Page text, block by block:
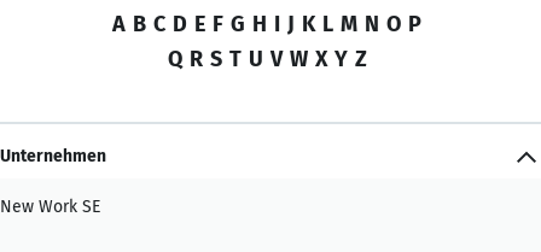
A B C D E F G H I J K L M N O P
Q R S T U V W X Y Z
Unternehmen
New Work SE